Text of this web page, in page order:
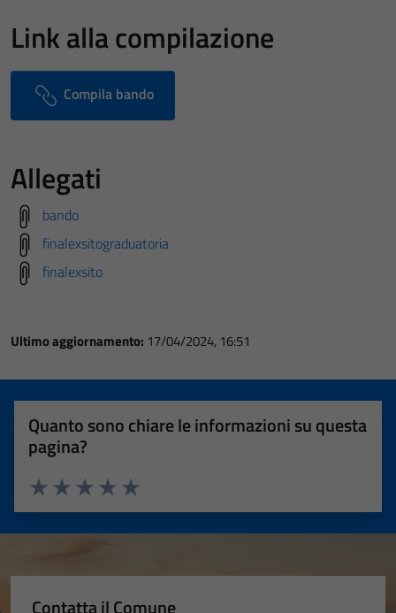
Link alla compilazione
Compila bando
Allegati
bando
finalexsitograduatoria
finalexsito
Ultimo aggiornamento: 17/04/2024, 16:51
Quanto sono chiare le informazioni su questa
pagina?
Valuta 5 stelle su 5
Valuta 4 stelle su 5
Valuta 3 stelle su 5
Valuta 2 stelle su 5
Valuta 1 stelle su 5
Contatta il Comune